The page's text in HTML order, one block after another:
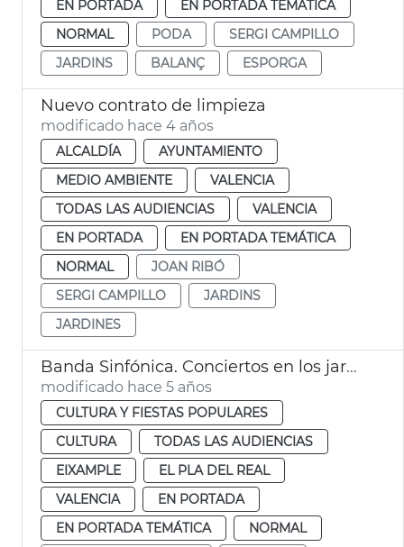
EN PORTADA
EN PORTADA TEMÁTICA
NORMAL
PODA
SERGI CAMPILLO
JARDINS
BALANÇ ESPORGA
Nuevo contrato de limpieza
modificado hace 4 años
ALCALDÍA
AYUNTAMIENTO
MEDIO AMBIENTE
VALENCIA
TODAS LAS AUDIENCIAS
VALENCIA
EN PORTADA
EN PORTADA TEMÁTICA
NORMAL
JOAN RIBÓ
SERGI CAMPILLO
JARDINS
JARDINES
Banda Sinfónica. Conciertos en los jardines del Palau
modificado hace 5 años
CULTURA Y FIESTAS POPULARES
CULTURA
TODAS LAS AUDIENCIAS
EIXAMPLE
EL PLA DEL REAL
VALENCIA
EN PORTADA
EN PORTADA TEMÁTICA
NORMAL